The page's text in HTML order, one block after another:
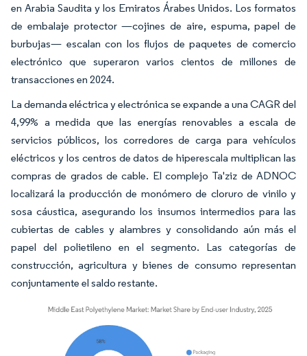
en Arabia Saudita y los Emiratos Árabes Unidos. Los formatos
de embalaje protector —cojines de aire, espuma, papel de
burbujas— escalan con los flujos de paquetes de comercio
electrónico que superaron varios cientos de millones de
transacciones en 2024.
La demanda eléctrica y electrónica se expande a una CAGR del
4,99% a medida que las energías renovables a escala de
servicios públicos, los corredores de carga para vehículos
eléctricos y los centros de datos de hiperescala multiplican las
compras de grados de cable. El complejo Ta'ziz de ADNOC
localizará la producción de monómero de cloruro de vinilo y
sosa cáustica, asegurando los insumos intermedios para las
cubiertas de cables y alambres y consolidando aún más el
papel del polietileno en el segmento. Las categorías de
construcción, agricultura y bienes de consumo representan
conjuntamente el saldo restante.